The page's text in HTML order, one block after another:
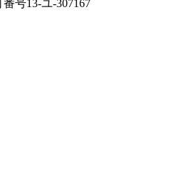
号13-ユ-307167